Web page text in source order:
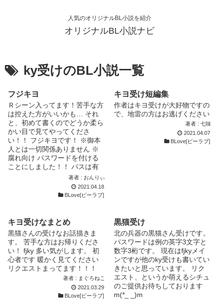
人気のオリジナルBL小説を紹介
オリジナルBL小説ナビ
ky受けのBL小説一覧
フジキヨ
Ｒシーン入ってます！苦手な方
は控えた方がいいかも… それ
と、初めて書くのでどうか柔ら
かい目で見てやってくださ
い！！ フジキヨです！ ※御本
人とは一切関係ありません ※
腐れ向け パスワードを付ける
ことにしました！！ パスは有
名数字です！！(3桁)著者 : おんりぃ
2021.04.18
BLove[ビーラブ]
キヨ受け短編集
作者はキヨ受けが大好物ですの
で、地雷の方はお逃げください
著者 : 七味
2021.04.07
BLove[ビーラブ]
キヨ受けなまとめ
黒猫さんの受けなお話描きま
す。 苦手な方はお帰りくださ
い！ fjky 多い気がします。 初
心者です 暖かく見てください
リクエストまってます！！！
著者 : まぐろねこ
2021.03.29
BLove[ビーラブ]
黒猫受け
北の兵器の黒猫さん受けです。
パスワードは例の英字3文字と
数字3桁です。 現在はfjkyメイ
ンですが他のky受けも書いてい
きたいと思っています。 リク
エスト、というか萌えるシチュ
のご提供お待ちしております
m(*_ _)m